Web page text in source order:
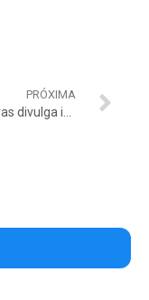
PRÓXIMA
Petrobras divulga início de atividades em unidade após reparos em refinaria em Pasadena